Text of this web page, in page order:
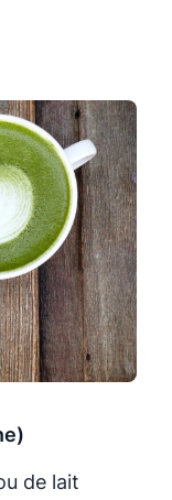
de lait